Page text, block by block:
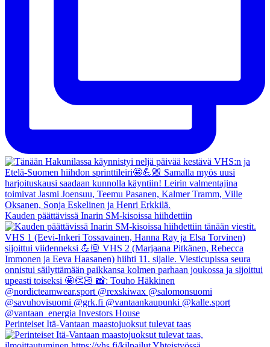
Kauden päättävissä Inarin SM-kisoissa hiihdettiin
Perinteiset Itä-Vantaan maastojuoksut tulevat taas